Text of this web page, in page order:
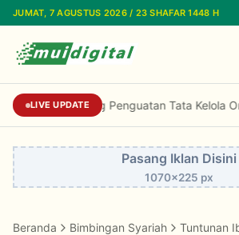
Lewati ke konten utama
JUMAT, 7 AGUSTUS 2026 / 23 SHAFAR 1448 H
LIVE UPDATE LPEU MUI Dorong
Pasang Iklan Disini
1070x225 px
Beranda Bimbingan Syariah Tuntunan